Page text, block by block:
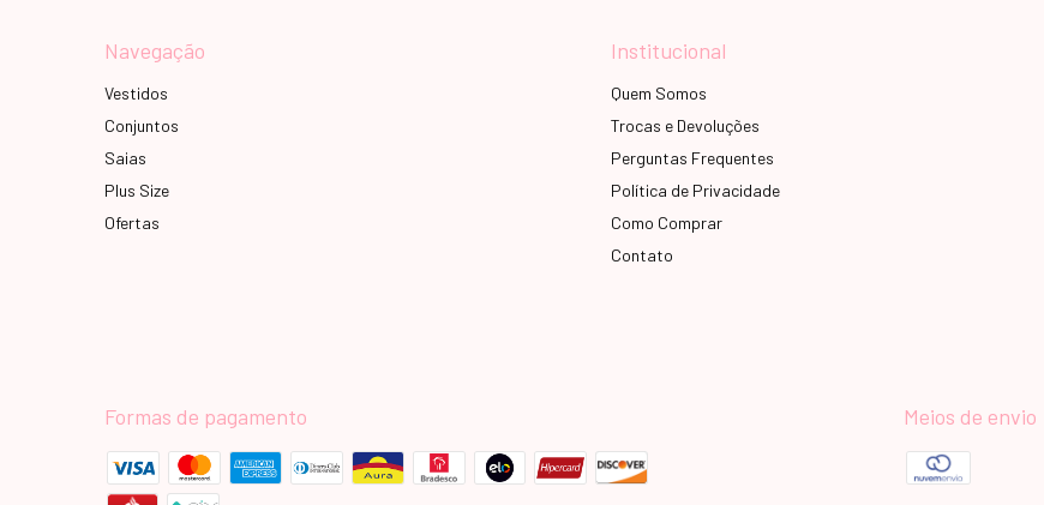
Navegação
Vestidos
Conjuntos
Saias
Plus Size
Ofertas
Institucional
Quem Somos
Trocas e Devoluções
Perguntas Frequentes
Política de Privacidade
Como Comprar
Contato
Formas de pagamento Meios de envio